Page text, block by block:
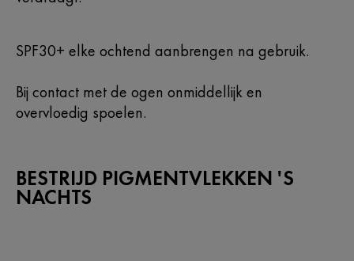
SPF30+ elke ochtend aanbrengen na gebruik.
Bij contact met de ogen onmiddellijk en
overvloedig spoelen.
BESTRIJD PIGMENTVLEKKEN 'S
NACHTS